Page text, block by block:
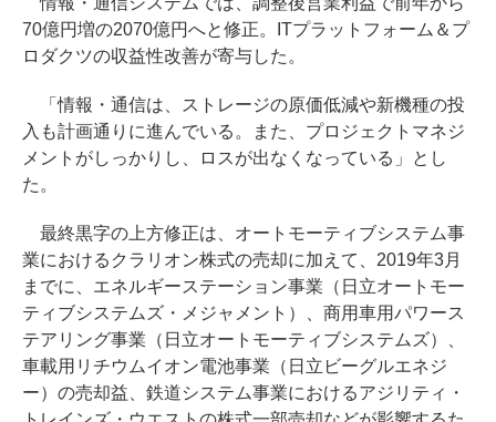
70億円増の2070億円へと修正。ITプラットフォーム＆プ
ロダクツの収益性改善が寄与した。
「情報・通信は、ストレージの原価低減や新機種の投
入も計画通りに進んでいる。また、プロジェクトマネジ
メントがしっかりし、ロスが出なくなっている」とし
た。
最終黒字の上方修正は、オートモーティブシステム事
業におけるクラリオン株式の売却に加えて、2019年3月
までに、エネルギーステーション事業（日立オートモー
ティブシステムズ・メジャメント）、商用車用パワース
テアリング事業（日立オートモーティブシステムズ）、
車載用リチウムイオン電池事業（日立ビーグルエネジ
ー）の売却益、鉄道システム事業におけるアジリティ・